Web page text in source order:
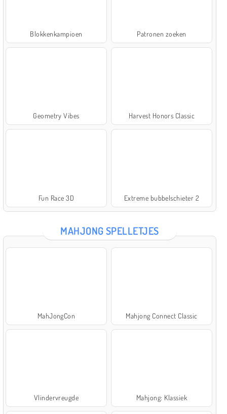
Blokkenkampioen Patronen zoeken
Geometry Vibes Harvest Honors Classic
Fun Race 3D Extreme bubbelschieter 2
MAHJONG SPELLETJES
MahJongCon Mahjong Connect Classic
Vlindervreugde Mahjong: Klassiek